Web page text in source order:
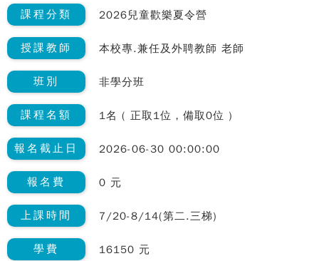
課程分類 2026兒童歡樂夏令營
授課教師 本校專.兼任及外聘教師 老師
班別 非學分班
課程名額 1名 ( 正取1位，備取0位 )
報名截止日 2026-06-30 00:00:00
報名費 0 元
上課時間 7/20-8/14(第二.三梯)
學費 16150 元